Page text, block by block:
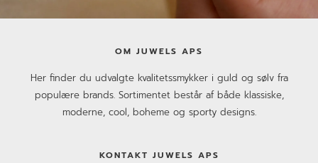
OM JUWELS APS
Her finder du udvalgte kvalitetssmykker i guld og sølv fra
populære brands. Sortimentet består af både klassiske,
moderne, cool, boheme og sporty designs.
KONTAKT JUWELS APS